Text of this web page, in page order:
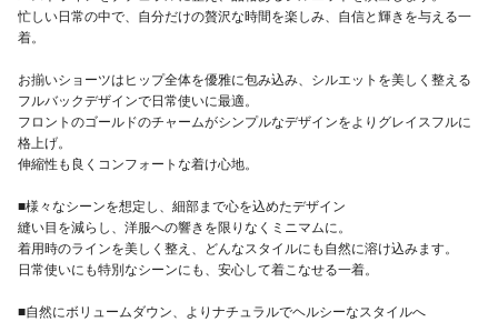
忙しい日常の中で、自分だけの贅沢な時間を楽しみ、自信と輝きを与える一
着。
お揃いショーツはヒップ全体を優雅に包み込み、シルエットを美しく整える
フルバックデザインで日常使いに最適。
フロントのゴールドのチャームがシンプルなデザインをよりグレイスフルに
格上げ。
伸縮性も良くコンフォートな着け心地。
■様々なシーンを想定し、細部まで心を込めたデザイン
縫い目を減らし、洋服への響きを限りなくミニマムに。
着用時のラインを美しく整え、どんなスタイルにも自然に溶け込みます。
日常使いにも特別なシーンにも、安心して着こなせる一着。
■自然にボリュームダウン、よりナチュラルでヘルシーなスタイルへ